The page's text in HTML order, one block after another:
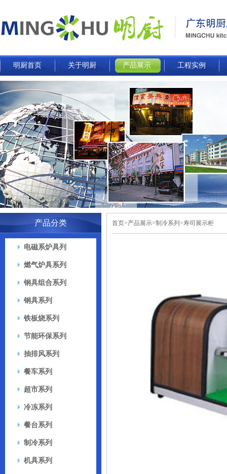
明厨首页 关于明厨 产品展示 工程实例
产品分类
电磁系炉具列
燃气炉具系列
钢具组合系列
钢具系列
铁板烧系列
节能环保系列
抽排风系列
餐车系列
超市系列
冷冻系列
餐台系列
制冷系列
机具系列
首页>产品展示>制冷系列>寿司展示柜